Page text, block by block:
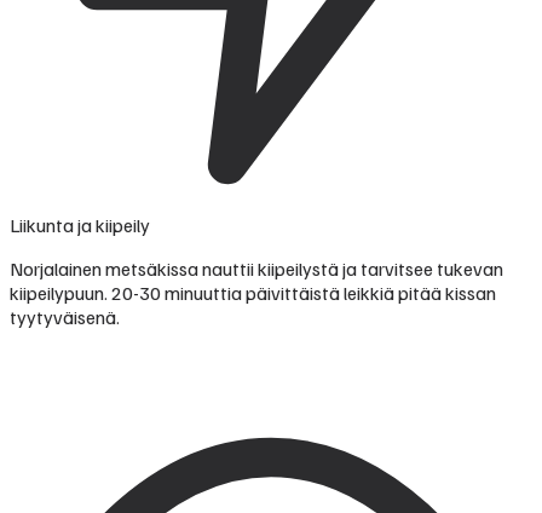
Liikunta ja kiipeily
Norjalainen metsäkissa nauttii kiipeilystä ja tarvitsee tukevan
kiipeilypuun. 20-30 minuuttia päivittäistä leikkiä pitää kissan
tyytyväisenä.